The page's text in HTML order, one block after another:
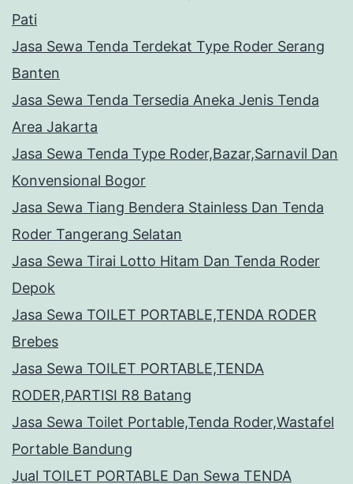
Pati
Jasa Sewa Tenda Terdekat Type Roder Serang
Banten
Jasa Sewa Tenda Tersedia Aneka Jenis Tenda
Area Jakarta
Jasa Sewa Tenda Type Roder,Bazar,Sarnavil Dan
Konvensional Bogor
Jasa Sewa Tiang Bendera Stainless Dan Tenda
Roder Tangerang Selatan
Jasa Sewa Tirai Lotto Hitam Dan Tenda Roder
Depok
Jasa Sewa TOILET PORTABLE,TENDA RODER
Brebes
Jasa Sewa TOILET PORTABLE,TENDA
RODER,PARTISI R8 Batang
Jasa Sewa Toilet Portable,Tenda Roder,Wastafel
Portable Bandung
Jual TOILET PORTABLE Dan Sewa TENDA